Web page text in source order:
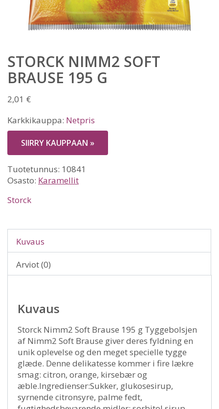
STORCK NIMM2 SOFT
BRAUSE 195 G
2,01 €
Karkkikauppa: Netpris
SIIRRY KAUPPAAN »
Tuotetunnus: 10841
Osasto: Karamellit
Storck
Kuvaus
Arviot (0)
Kuvaus
Storck Nimm2 Soft Brause 195 g Tyggebolsjen
af Nimm2 Soft Brause giver deres fyldning en
unik oplevelse og den meget specielle tygge
glæde. Denne delikatesse kommer i fire lækre
smag: citron, orange, kirsebær og
æble.Ingredienser:Sukker, glukosesirup,
syrnende citronsyre, palme fedt,